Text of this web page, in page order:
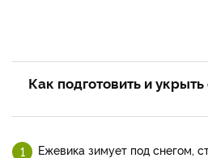
Как подготовить и
Ежевика зимует под сне­гом,